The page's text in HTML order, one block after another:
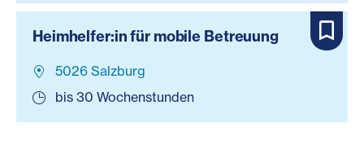
Heimhelfer:in für mobile Betreuung
5026 Salzburg
bis 30 Wochenstunden